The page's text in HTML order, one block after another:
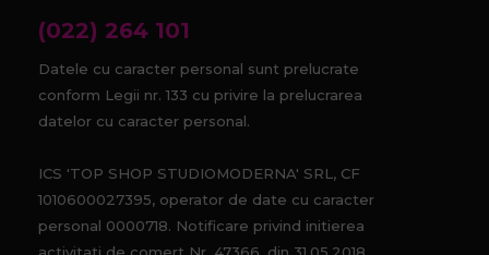
(022) 264 101
Datele cu caracter personal sunt prelucrate
conform Legii nr. 133 cu privire la prelucrarea
datelor cu caracter personal.
ICS 'TOP SHOP STUDIOMODERNA' SRL, CF
1010600027395, operator de date cu caracter
personal 0000718. Notificare privind initierea